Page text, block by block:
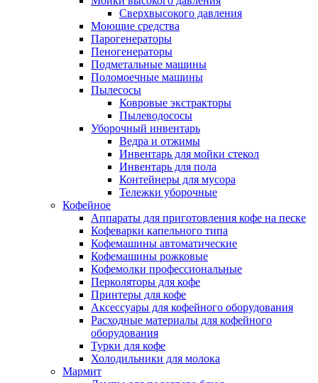
Сверхвысокого давления
Моющие средства
Парогенераторы
Пеногенераторы
Подметальные машины
Поломоечные машины
Пылесосы
Ковровые экстракторы
Пылеводососы
Уборочный инвентарь
Ведра и отжимы
Инвентарь для мойки стекол
Инвентарь для пола
Контейнеры для мусора
Тележки уборочные
Кофейное
Аппараты для приготовления кофе на песке
Кофеварки капельного типа
Кофемашины автоматические
Кофемашины рожковые
Кофемолки профессиональные
Перколяторы для кофе
Принтеры для кофе
Аксессуары для кофейного оборудования
Расходные материалы для кофейного
оборудования
Турки для кофе
Холодильники для молока
Мармит